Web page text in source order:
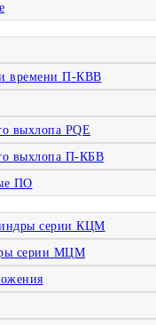
времени П-КВВ
выхлопа PQE
выхлопа П-КБВ
ПО
серии КЦМ
серии МЦМ